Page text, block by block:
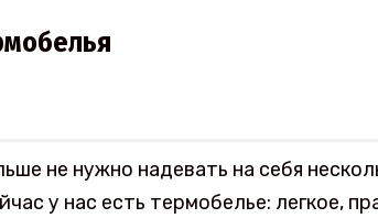
не нужно надевать на себя
у нас есть термобелье: легкое,